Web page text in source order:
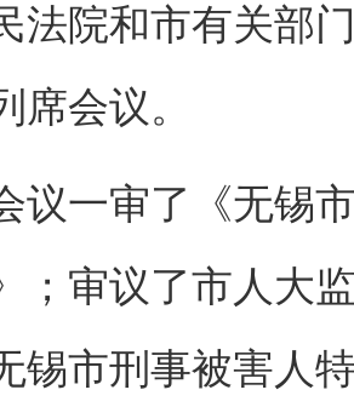
法院和市有关部
席会议。
一审了《无锡市
；审议了市人大
锡市刑事被害人